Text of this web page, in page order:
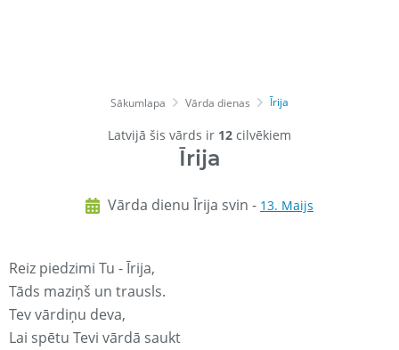
Sākumlapa Vārda dienas Īrija
Latvijā šis vārds ir 12 cilvēkiem
Īrija
Vārda dienu Īrija svin - 13. Maijs
Reiz piedzimi Tu - Īrija,
Tāds maziņš un trausls.
Tev vārdiņu deva,
Lai spētu Tevi vārdā saukt